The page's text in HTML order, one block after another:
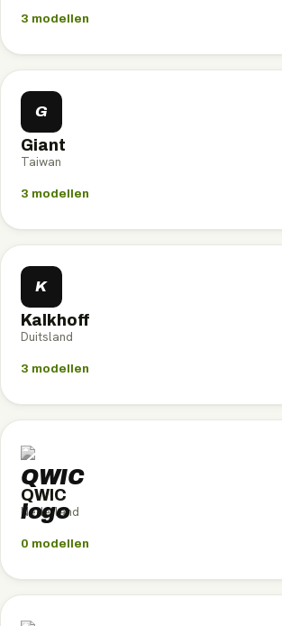
3 modellen
G
Giant
Taiwan
3 modellen
K
Kalkhoff
Duitsland
3 modellen
QWIC
Nederland
0 modellen